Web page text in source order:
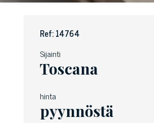
Ref: 14764
Sijainti
Toscana
hinta
pyynnöstä